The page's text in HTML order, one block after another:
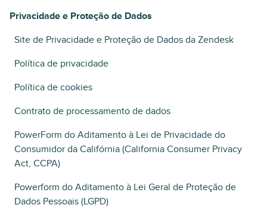
Privacidade e Proteção de Dados
Site de Privacidade e Proteção de Dados da Zendesk
Política de privacidade
Política de cookies
Contrato de processamento de dados
PowerForm do Aditamento à Lei de Privacidade do
Consumidor da Califórnia (California Consumer Privacy
Act, CCPA)
Powerform do Aditamento à Lei Geral de Proteção de
Dados Pessoais (LGPD)